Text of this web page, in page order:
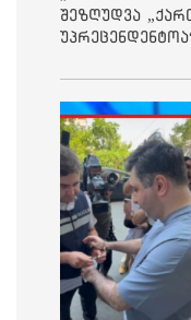
შეზღუდვა